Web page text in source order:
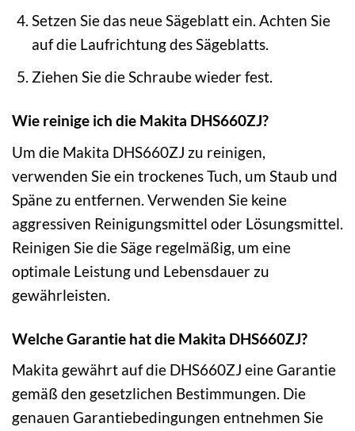
Setzen Sie das neue Sägeblatt ein. Achten Sie
auf die Laufrichtung des Sägeblatts.
Ziehen Sie die Schraube wieder fest.
Wie reinige ich die Makita DHS660ZJ?
Um die Makita DHS660ZJ zu reinigen,
verwenden Sie ein trockenes Tuch, um Staub und
Späne zu entfernen. Verwenden Sie keine
aggressiven Reinigungsmittel oder Lösungsmittel.
Reinigen Sie die Säge regelmäßig, um eine
optimale Leistung und Lebensdauer zu
gewährleisten.
Welche Garantie hat die Makita DHS660ZJ?
Makita gewährt auf die DHS660ZJ eine Garantie
gemäß den gesetzlichen Bestimmungen. Die
genauen Garantiebedingungen entnehmen Sie